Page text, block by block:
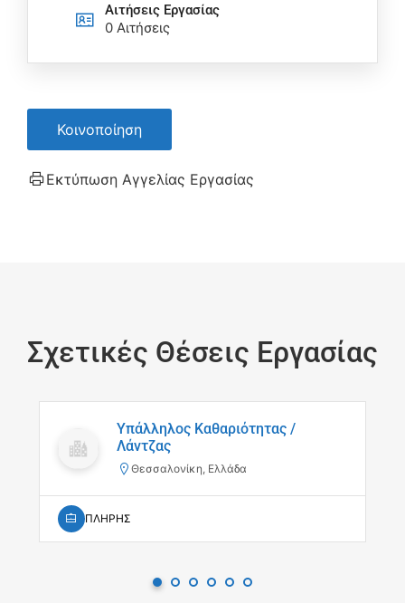
Αιτήσεις Eργασίας
0 Αιτήσεις
Κοινοποίηση
Εκτύπωση Αγγελίας Εργασίας
Σχετικές Θέσεις Εργασίας
Υπάλληλος Καθαριότητας /
Λάντζας
Θεσσαλονίκη, Ελλάδα
ΠΛΗΡΗΣ